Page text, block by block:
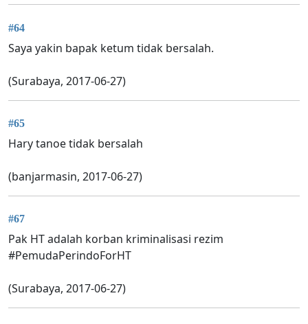
#64
Saya yakin bapak ketum tidak bersalah.
(Surabaya, 2017-06-27)
#65
Hary tanoe tidak bersalah
(banjarmasin, 2017-06-27)
#67
Pak HT adalah korban kriminalisasi rezim
#PemudaPerindoForHT
(Surabaya, 2017-06-27)